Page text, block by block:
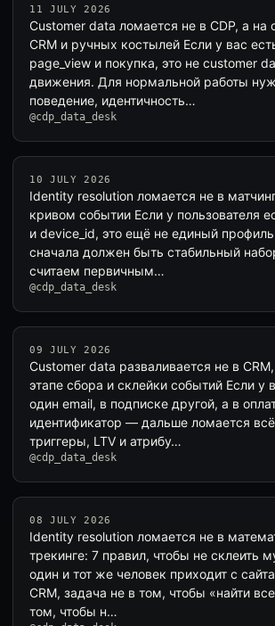
11 JULY 2026
Customer data ломается не в CDP, а на
CRM и ручных костылей Если у вас
page_view и покупка, это не customer
движения. Для нормальной работы
поведение, идентичность…
@cdp_data_desk
10 JULY 2026
Identity resolution ломается не в
кривом событии Если у пользователя
и device_id, это ещё не единый
сначала должен быть стабильный
считаем первичным…
@cdp_data_desk
09 JULY 2026
Customer data разваливается не в
этапе сбора и склейки событий Если у
один email, в подписке другой, а в
идентификатор — дальше ломается
триггеры, LTV и атрибу…
@cdp_data_desk
08 JULY 2026
Identity resolution ломается не в
трекинге: 7 правил, чтобы не склеить
один и тот же человек приходит с
CRM, задача не в том, чтобы «найти
том, чтобы н…